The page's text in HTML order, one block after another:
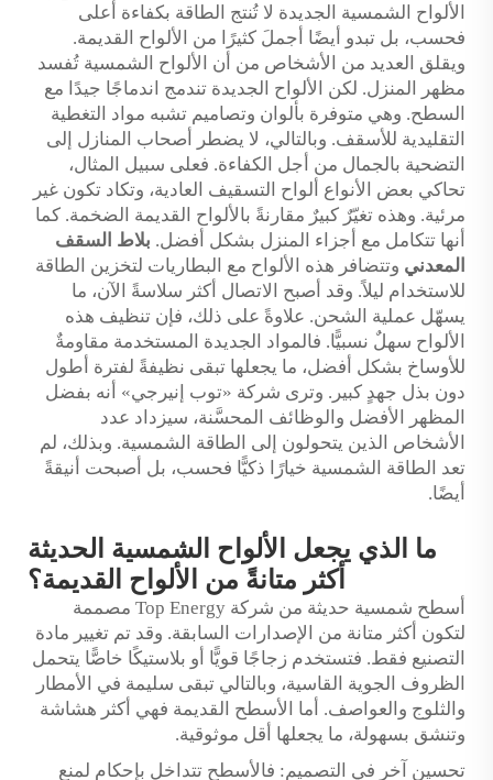
الألواح الشمسية الجديدة لا تُنتج الطاقة بكفاءة أعلى
فحسب، بل تبدو أيضًا أجملَ كثيرًا من الألواح القديمة.
ويقلق العديد من الأشخاص من أن الألواح الشمسية تُفسد
مظهر المنزل. لكن الألواح الجديدة تندمج اندماجًا جيدًا مع
السطح. وهي متوفرة بألوان وتصاميم تشبه مواد التغطية
التقليدية للأسقف. وبالتالي، لا يضطر أصحاب المنازل إلى
التضحية بالجمال من أجل الكفاءة. فعلى سبيل المثال،
تحاكي بعض الأنواع ألواح التسقيف العادية، وتكاد تكون غير
مرئية. وهذه تغيّرٌ كبيرٌ مقارنةً بالألواح القديمة الضخمة. كما
أنها تتكامل مع أجزاء المنزل بشكل أفضل. بلاط السقف
المعدني وتتضافر هذه الألواح مع البطاريات لتخزين الطاقة
للاستخدام ليلاً. وقد أصبح الاتصال أكثر سلاسةً الآن، ما
يسهّل عملية الشحن. علاوةً على ذلك، فإن تنظيف هذه
الألواح سهلٌ نسبيًّا. فالمواد الجديدة المستخدمة مقاومةٌ
للأوساخ بشكل أفضل، ما يجعلها تبقى نظيفةً لفترة أطول
دون بذل جهدٍ كبير. وترى شركة «توب إنيرجي» أنه بفضل
المظهر الأفضل والوظائف المحسَّنة، سيزداد عدد
الأشخاص الذين يتحولون إلى الطاقة الشمسية. وبذلك، لم
تعد الطاقة الشمسية خيارًا ذكيًّا فحسب، بل أصبحت أنيقةً
أيضًا.
ما الذي يجعل الألواح الشمسية الحديثة
أكثر متانةً من الألواح القديمة؟
أسطح شمسية حديثة من شركة Top Energy مصممة
لتكون أكثر متانة من الإصدارات السابقة. وقد تم تغيير مادة
التصنيع فقط. فتستخدم زجاجًا قويًّا أو بلاستيكًا خاصًّا يتحمل
الظروف الجوية القاسية، وبالتالي تبقى سليمة في الأمطار
والثلوج والعواصف. أما الأسطح القديمة فهي أكثر هشاشة
وتنشق بسهولة، ما يجعلها أقل موثوقية.
تحسين آخر في التصميم: فالأسطح تتداخل بإحكام لمنع